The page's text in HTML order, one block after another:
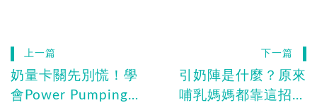
上一篇
奶量卡關先別慌！學
會Power Pumping哺
下一篇
引奶陣是什麼？原來
哺乳媽媽都靠這招高